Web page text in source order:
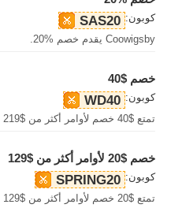
كوبون: SAS20
Coowigsby يقدم خصم %20.
خصم $40
كوبون: WD40
تمتع $40 خصم لأوامر أكثر من $219 في Coowigsby.com.
خصم $20 لأوامر أكثر من $129
كوبون: SPRING20
تمتع $20 خصم لأوامر أكثر من $129 في Coowigsby.com.